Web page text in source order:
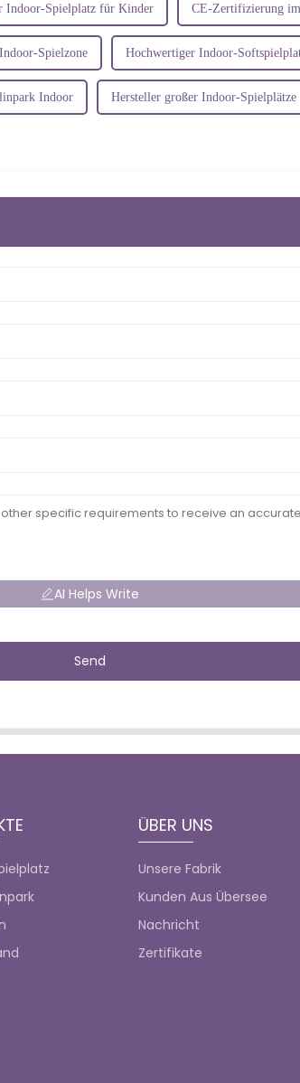
Indoor-Spielplatz für Kinder CE-Zertifizierung
Spielzone Hochwertiger Indoor-
Indoor Hersteller großer Indoor-Spielplätze
AI Helps Write
Send
ÜBER UNS
Unsere Fabrik
Kunden Aus Übersee
Nachricht
Zertifikate